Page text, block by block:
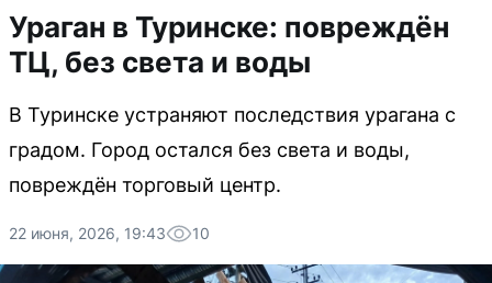
Ураган в Туринске: повреждён
ТЦ, без света и воды
В Туринске устраняют последствия урагана с
градом. Город остался без света и воды,
повреждён торговый центр.
22 июня, 2026, 19:43 10